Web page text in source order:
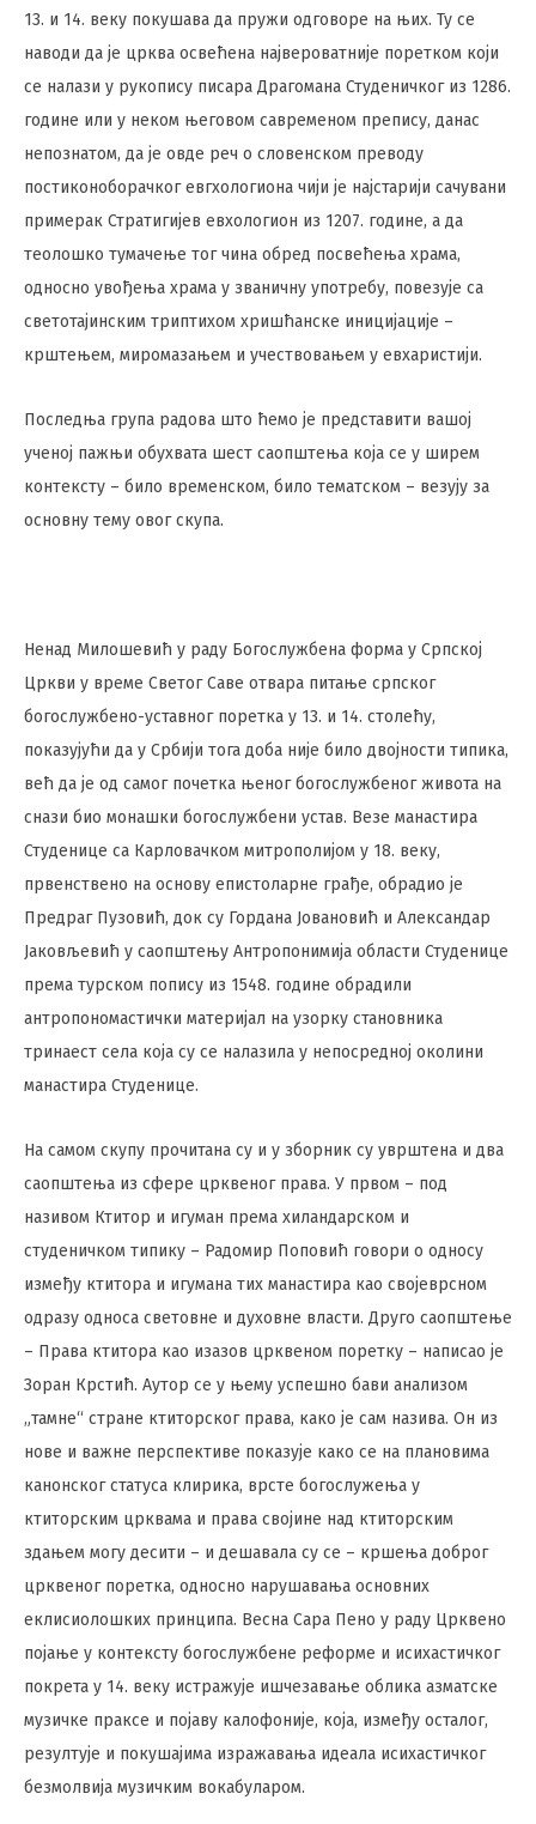
13. и 14. веку покушава да пружи одговоре на њих. Ту се
наводи да је црква освећена највероватније поретком који
се налази у рукопису писара Драгомана Студеничког из 1286.
године или у неком његовом савременом препису, данас
непознатом, да је овде реч о словенском преводу
постиконоборачког евгхологиона чији је најстарији сачувани
примерак Стратигијев евхологион из 1207. године, а да
теолошко тумачење тог чина обред посвећења храма,
односно увођења храма у званичну употребу, повезује са
светотајинским триптихом хришћанске иницијације –
крштењем, миромазањем и учествовањем у евхаристији.
Последња група радова што ћемо је представити вашој
ученој пажњи обухвата шест саопштења која се у ширем
контексту – било временском, било тематском – везују за
основну тему овог скупа.
Ненад Милошевић у раду Богослужбена форма у Српској
Цркви у време Светог Саве отвара питање српског
богослужбено-уставног поретка у 13. и 14. столећу,
показујући да у Србији тога доба није било двојности типика,
већ да је од самог почетка њеног богослужбеног живота на
снази био монашки богослужбени устав. Везе манастира
Студенице са Карловачком митрополијом у 18. веку,
првенствено на основу епистоларне грађе, обрадио је
Предраг Пузовић, док су Гордана Јовановић и Александар
Јаковљевић у саопштењу Антропонимија области Студенице
према турском попису из 1548. године обрадили
антропономастички материјал на узорку становника
тринаест села која су се налазила у непосредној околини
манастира Студенице.
На самом скупу прочитана су и у зборник су уврштена и два
саопштења из сфере црквеног права. У првом – под
називом Ктитор и игуман према хиландарском и
студеничком типику – Радомир Поповић говори о односу
између ктитора и игумана тих манастира као својеврсном
одразу односа световне и духовне власти. Друго саопштење
– Права ктитора као изазов црквеном поретку – написао је
Зоран Крстић. Аутор се у њему успешно бави анализом
„тамне“ стране ктиторског права, како је сам назива. Он из
нове и важне перспективе показује како се на плановима
канонског статуса клирика, врсте богослужења у
ктиторским црквама и права својине над ктиторским
здањем могу десити – и дешавала су се – кршења доброг
црквеног поретка, односно нарушавања основних
еклисиолошких принципа. Весна Сара Пено у раду Црквено
појање у контексту богослужбене реформе и исихастичког
покрета у 14. веку истражује ишчезавање облика азматске
музичке праксе и појаву калофоније, која, између осталог,
резултује и покушајима изражавања идеала исихастичког
безмолвија музичким вокабуларом.